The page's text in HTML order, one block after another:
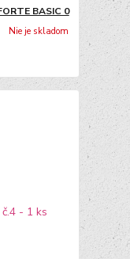
BASIC 0
Nie je skladom